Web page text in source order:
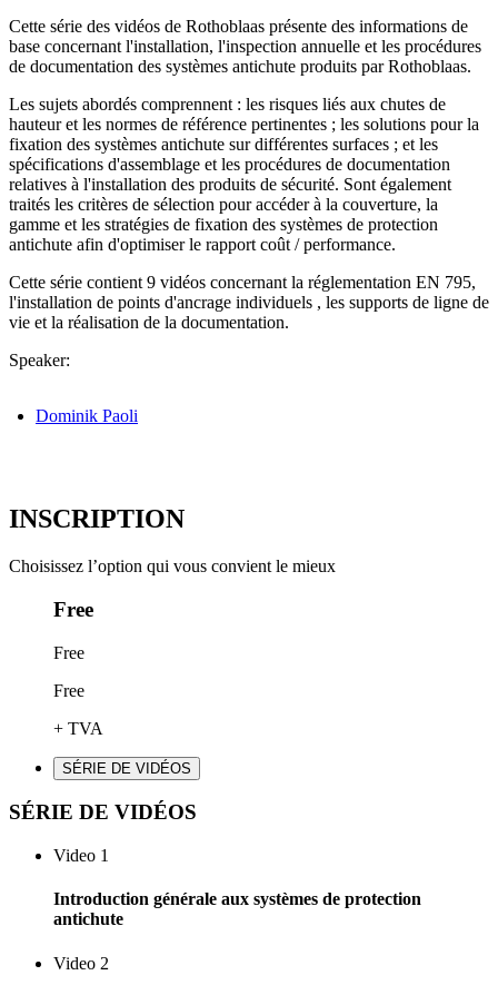
Cette série des vidéos de Rothoblaas présente des informations de
base concernant l'installation, l'inspection annuelle et les procédures
de documentation des systèmes antichute produits par Rothoblaas.
Les sujets abordés comprennent : les risques liés aux chutes de
hauteur et les normes de référence pertinentes ; les solutions pour la
fixation des systèmes antichute sur différentes surfaces ; et les
spécifications d'assemblage et les procédures de documentation
relatives à l'installation des produits de sécurité. Sont également
traités les critères de sélection pour accéder à la couverture, la
gamme et les stratégies de fixation des systèmes de protection
antichute afin d'optimiser le rapport coût / performance.
Cette série contient 9 vidéos concernant la réglementation EN 795,
l'installation de points d'ancrage individuels , les supports de ligne de
vie et la réalisation de la documentation.
Speaker:
Dominik Paoli
INSCRIPTION
Choisissez l’option qui vous convient le mieux
Free
Free
Free
+ TVA
SÉRIE DE VIDÉOS
SÉRIE DE VIDÉOS
Video 1
Introduction générale aux systèmes de protection
antichute
Video 2